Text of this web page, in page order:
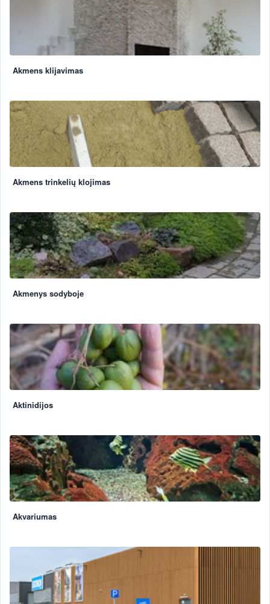
Akmens klijavimas
Akmens trinkelių klojimas
Akmenys sodyboje
Aktinidijos
Akvariumas